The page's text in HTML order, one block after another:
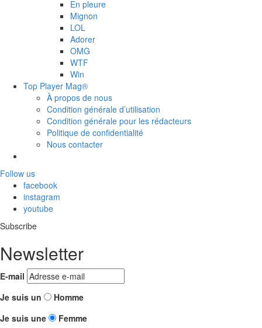
En pleure
Mignon
LOL
Adorer
OMG
WTF
Win
Top Player Mag®
À propos de nous
Condition générale d’utilisation
Condition générale pour les rédacteurs
Politique de confidentialité
Nous contacter
Follow us
facebook
instagram
youtube
Subscribe
Newsletter
E-mail
Je suis un
Homme
Je suis une
Femme